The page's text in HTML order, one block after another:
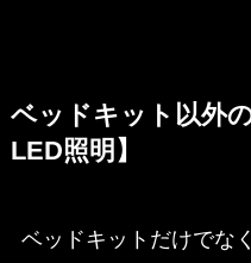
ベッドキット以外
LED照明】
ベッドキットだけでな